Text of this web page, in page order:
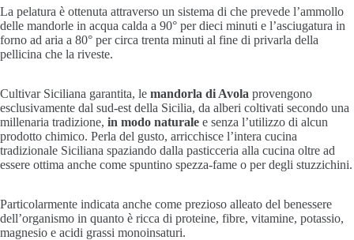
La pelatura è ottenuta attraverso un sistema di che prevede l’ammollo
delle mandorle in acqua calda a 90° per dieci minuti e l’asciugatura in
forno ad aria a 80° per circa trenta minuti al fine di privarla della
pellicina che la riveste.
Cultivar Siciliana garantita, le mandorla di Avola provengono
esclusivamente dal sud-est della Sicilia, da alberi coltivati secondo una
millenaria tradizione, in modo naturale e senza l’utilizzo di alcun
prodotto chimico. Perla del gusto, arricchisce l’intera cucina
tradizionale Siciliana spaziando dalla pasticceria alla cucina oltre ad
essere ottima anche come spuntino spezza-fame o per degli stuzzichini.
Particolarmente indicata anche come prezioso alleato del benessere
dell’organismo in quanto è ricca di proteine, fibre, vitamine, potassio,
magnesio e acidi grassi monoinsaturi.